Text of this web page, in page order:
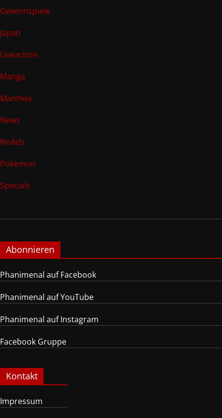
Gewinnspiele
Japan
Liveaction
Manga
Manhwa
News
NoAds
Pokemon
Specials
Abonnieren
Phanimenal auf Facebook
Phanimenal auf YouTube
Phanimenal auf Instagram
Facebook Gruppe
Kontakt
Impressum